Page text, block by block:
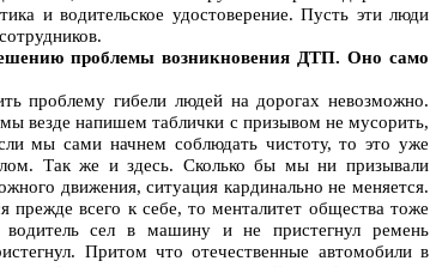
и водительское удостоверение. Пусть эти люди
проблемы возникновения ДТП. Оно само
проблему гибели людей на дорогах невозможно.
везде напишем таблички с призывом не мусорить,
мы сами начнем соблюдать чистоту, то это уже
Так же и здесь. Сколько бы мы ни призывали
движения, ситуация кардинально не меняется.
прежде всего к себе, то менталитет общества тоже
сел в машину и не пристегнул ремень
Притом что отечественные автомобили в